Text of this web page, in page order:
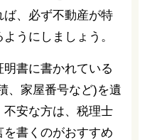
、必ず不動産が特
うにしましょう。
書に書かれている
、家屋番号など)を遺
安な方は、税理士
書くのがおすすめ